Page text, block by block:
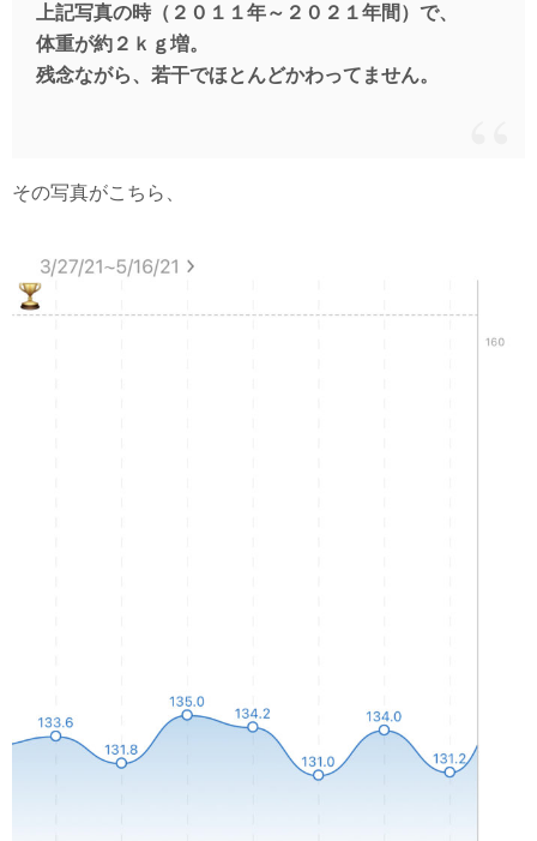
上記写真の時（２０１１年～２０２１年間）で、
体重が約２ｋｇ増。
残念ながら、若干でほとんどかわってません。
その写真がこちら、